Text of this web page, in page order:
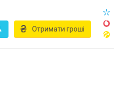
Отримати гроші